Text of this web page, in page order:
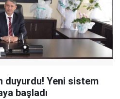
duyurdu! Yeni sistem
başladı